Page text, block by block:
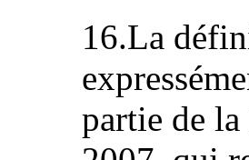
16.La
partie de